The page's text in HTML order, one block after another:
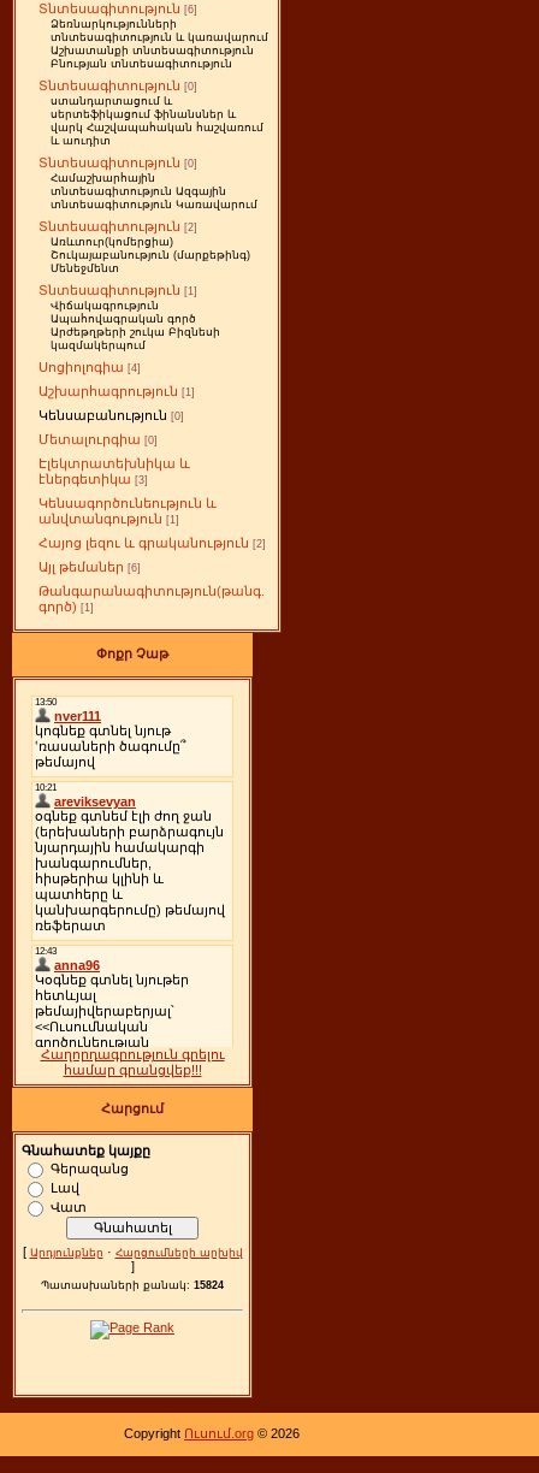
Տնտեսագիտություն [6]
Ձեռնարկությունների
տնտեսագիտություն և կառավարում
Աշխատանքի տնտեսագիտություն
Բնության տնտեսագիտություն
Տնտեսագիտություն [0]
ստանդարտացում և
սերտեֆիկացում ֆինանսներ և
վարկ Հաշվապահական հաշվառում
և աուդիտ
Տնտեսագիտություն [0]
Համաշխարհային
տնտեսագիտություն Ազգային
տնտեսագիտություն Կառավարում
Տնտեսագիտություն [2]
Առևտուր(կոմերցիա)
Շուկայաբանություն (մարքեթինգ)
Մենեջմենտ
Տնտեսագիտություն [1]
Վիճակագրություն
Ապահովագրական գործ
Արժեթղթերի շուկա Բիզնեսի
կազմակերպում
Սոցիոլոգիա [4]
Աշխարհագրություն [1]
Կենսաբանություն [0]
Մետալուրգիա [0]
Էլեկտրատեխնիկա և
էներգետիկա [3]
Կենսագործունեություն և
անվտանգություն [1]
Հայոց լեզու և գրականություն [2]
Այլ թեմաներ [6]
Թանգարանագիտություն(թանգ.
գործ) [1]
Փոքր Չաթ
Հաղորդագրություն գրելու
համար գրանցվեք!!!
Հարցում
Գնահատեք կայքը
Գերազանց
Լավ
Վատ
[ Արդյունքներ · Հարցումների արխիվ
]
Պատասխաների քանակ: 15824
Copyright Ուսում.org © 2026